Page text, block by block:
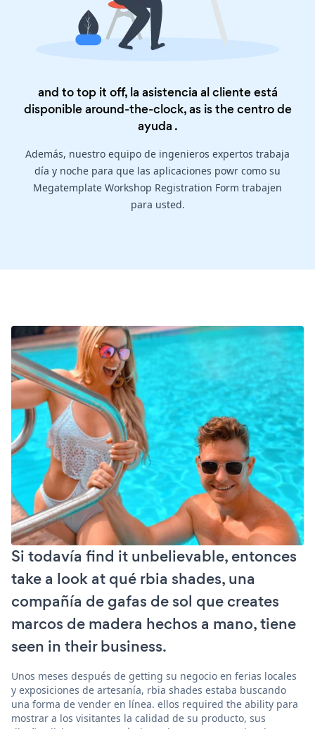
and to top it off, la asistencia al cliente está
disponible around-the-clock, as is thecentro de
ayuda .
Además, nuestro equipo de ingenieros expertos trabaja
día y noche para que las aplicaciones powr como su
Megatemplate Workshop Registration Form trabajen
para usted.
Si todavía find it unbelievable, entonces
take a look at qué rbia shades, una
compañía de gafas de sol que creates
marcos de madera hechos a mano, tiene
seen in their business.
Unos meses después de getting su negocio en ferias locales
y exposiciones de artesanía, rbia shades estaba buscando
una forma de vender en línea. ellos required the ability para
mostrar a los visitantes la calidad de su producto, sus